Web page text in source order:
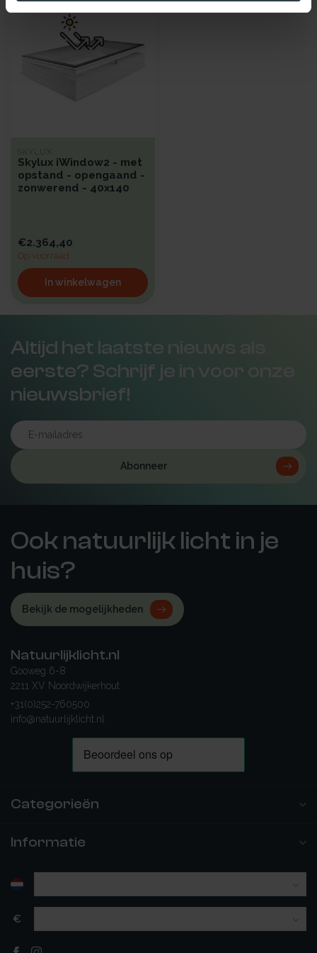
SKYLUX
Skylux iWindow2 - met
opstand - opengaand -
zonwerend - 40x140
€2.364,40
Op voorraad
In winkelwagen
Altijd het laatste nieuws als
eerste? Schrijf je in voor onze
nieuwsbrief!
Abonneer
Ook natuurlijk licht in je
huis?
Bekijk de mogelijkheden
Natuurlijklicht.nl
Gooweg 6-8
2211 XV Noordwijkerhout
+31(0)252-760500
info@natuurlijklicht.nl
Categorieën
Informatie
€